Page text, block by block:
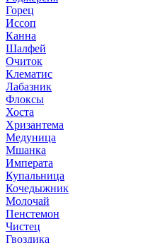
Горец
Иссоп
Канна
Шалфей
Очиток
Клематис
Лабазник
Флоксы
Хоста
Хризантема
Медуница
Мшанка
Императа
Купальница
Кочедыжник
Молочай
Пенстемон
Чистец
Гвоздика